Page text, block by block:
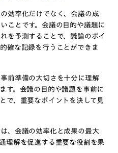
効率化だけでなく、会議の成
ことです。会議の目的や議題に
を予測することで、議論のポイ
確な記録を行うことができま
前準備の大切さを十分に理解
す。会議の目的や議題を事前に
で、重要なポイントを決して見
、会議の効率化と成果の最大
理解を促進する重要な役割を果